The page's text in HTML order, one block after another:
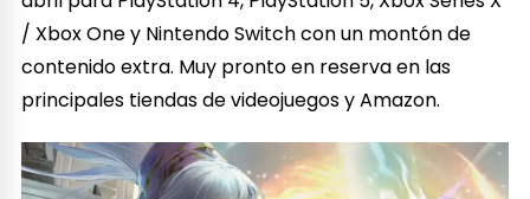
/ Xbox One y Nintendo Switch con un montón de
contenido extra. Muy pronto en reserva en las
principales tiendas de videojuegos y Amazon.